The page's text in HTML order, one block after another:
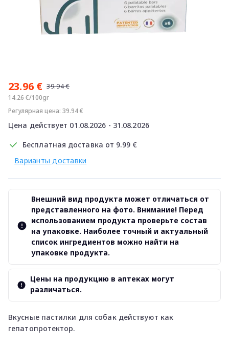
23.96 € 39.94 €
14.26 €/100gr
Регулярная цена: 39.94 €
Цена действует 01.08.2026 - 31.08.2026
Бесплатная доставка от 9.99 €
Варианты доставки
Вкусные пастилки для собак действуют как
гепатопротектор.
Внешний вид продукта может отличаться от
представленного на фото. Внимание! Перед
использованием продукта проверьте состав
на упаковке. Наиболее точный и актуальный
список ингредиентов можно найти на
упаковке продукта.
Цены на продукцию в аптеках могут
различаться.